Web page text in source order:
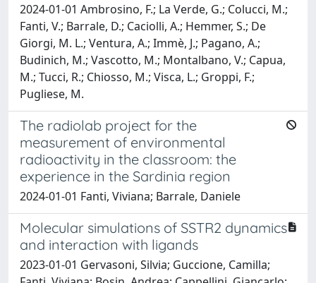
2024-01-01 Ambrosino, F.; La Verde, G.; Colucci, M.;
Fanti, V.; Barrale, D.; Caciolli, A.; Hemmer, S.; De
Giorgi, M. L.; Ventura, A.; Immè, J.; Pagano, A.;
Budinich, M.; Vascotto, M.; Montalbano, V.; Capua,
M.; Tucci, R.; Chiosso, M.; Visca, L.; Groppi, F.;
Pugliese, M.
The radiolab project for the
measurement of environmental
radioactivity in the classroom: the
experience in the Sardinia region
2024-01-01 Fanti, Viviana; Barrale, Daniele
Molecular simulations of SSTR2 dynamics
and interaction with ligands
2023-01-01 Gervasoni, Silvia; Guccione, Camilla;